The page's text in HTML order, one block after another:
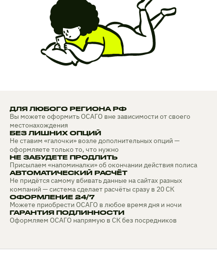
ДЛЯ ЛЮБОГО РЕГИОНА РФ
Вы можете оформить ОСАГО вне зависимости от своего
местонахождения
БЕЗ ЛИШНИХ ОПЦИЙ
Не ставим «галочки» возле дополнительных опций —
оформляете только то, что нужно
НЕ ЗАБУДЕТЕ ПРОДЛИТЬ
Присылаем «напоминалки» об окончании действия полиса
АВТОМАТИЧЕСКИЙ РАСЧЁТ
Не придётся самому вбивать данные на сайтах разных
компаний — система сделает расчёты сразу в 20 СК
ОФОРМЛЕНИЕ 24/7
Можете приобрести ОСАГО в любое время дня и ночи
ГАРАНТИЯ ПОДЛИННОСТИ
Оформляем ОСАГО напрямую в СК без посредников